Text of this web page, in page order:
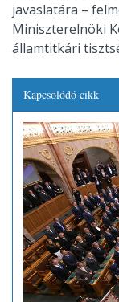
javaslatára –
Miniszterelnöki
államtitkári
Kapcsolódó cikk